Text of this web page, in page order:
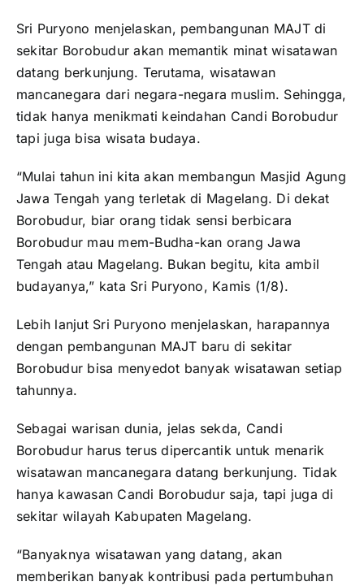
Sri Puryono menjelaskan, pembangunan MAJT di
sekitar Borobudur akan memantik minat wisatawan
datang berkunjung. Terutama, wisatawan
mancanegara dari negara-negara muslim. Sehingga,
tidak hanya menikmati keindahan Candi Borobudur
tapi juga bisa wisata budaya.
“Mulai tahun ini kita akan membangun Masjid Agung
Jawa Tengah yang terletak di Magelang. Di dekat
Borobudur, biar orang tidak sensi berbicara
Borobudur mau mem-Budha-kan orang Jawa
Tengah atau Magelang. Bukan begitu, kita ambil
budayanya,” kata Sri Puryono, Kamis (1/8).
Lebih lanjut Sri Puryono menjelaskan, harapannya
dengan pembangunan MAJT baru di sekitar
Borobudur bisa menyedot banyak wisatawan setiap
tahunnya.
Sebagai warisan dunia, jelas sekda, Candi
Borobudur harus terus dipercantik untuk menarik
wisatawan mancanegara datang berkunjung. Tidak
hanya kawasan Candi Borobudur saja, tapi juga di
sekitar wilayah Kabupaten Magelang.
“Banyaknya wisatawan yang datang, akan
memberikan banyak kontribusi pada pertumbuhan